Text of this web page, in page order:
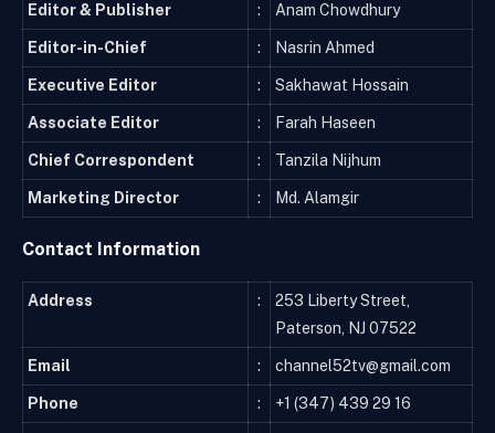
Editor & Publisher : Anam Chowdhury
Editor-in-Chief : Nasrin Ahmed
Executive Editor : Sakhawat Hossain
Associate Editor : Farah Haseen
Chief Correspondent : Tanzila Nijhum
Marketing Director : Md. Alamgir
Contact Information
Address :
253 Liberty Street,
Paterson, NJ 07522
Email : channel52tv@gmail.com
Phone : +1 (347) 439 29 16